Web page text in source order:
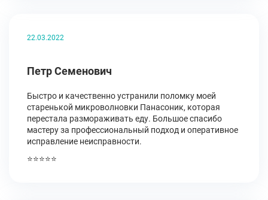
22.03.2022
Петр Семенович
Быстро и качественно устранили поломку моей
старенькой микроволновки Панасоник, которая
перестала размораживать еду. Большое спасибо
мастеру за профессиональный подход и оперативное
исправление неисправности.
⭐⭐⭐⭐⭐